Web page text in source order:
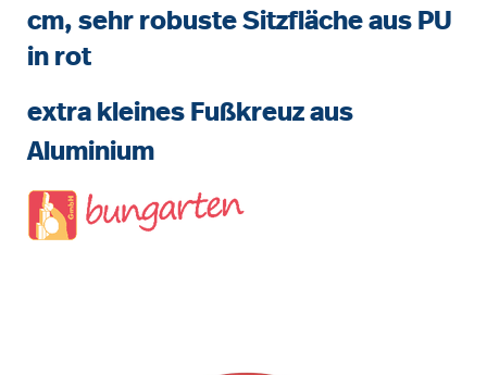
cm, sehr robuste Sitzfläche aus PU
in rot
extra kleines Fußkreuz aus
Aluminium